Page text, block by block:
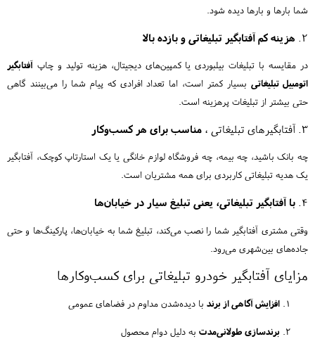
شما بارها و بارها دیده شود.
۲. هزینه کم آفتابگیر تبلیغاتی و بازده بالا
در مقایسه با تبلیغات بیلبوردی یا کمپین‌های دیجیتال، هزینه تولید و چاپ آفتابگیر
اتومبیل تبلیغاتیبسیار کمتر است، اما تعداد افرادی که پیام شما را می‌بینند گاهی
حتی بیشتر از تبلیغات پرهزینه است.
۳. آفتابگیرهای تبلیغاتی ، مناسب برای هر کسب‌وکار
چه بانک باشید، چه بیمه، چه فروشگاه لوازم خانگی یا یک استارتاپ کوچک، آفتابگیر
یک هدیه تبلیغاتی کاربردی برای همه مشتریان است.
۴. با آفتابگیر تبلیغاتی، یعنی تبلیغ سیار در خیابان‌ها
وقتی مشتری آفتابگیر شما را نصب می‌کند، تبلیغ شما به خیابان‌ها، پارکینگ‌ها و حتی
جاده‌های بین‌شهری می‌رود.
مزایای آفتابگیر خودرو تبلیغاتی برای کسب‌وکارها
افزایش آگاهی از برند با دیده‌شدن مداوم در فضاهای عمومی
برندسازی طولانی‌مدت به دلیل دوام محصول